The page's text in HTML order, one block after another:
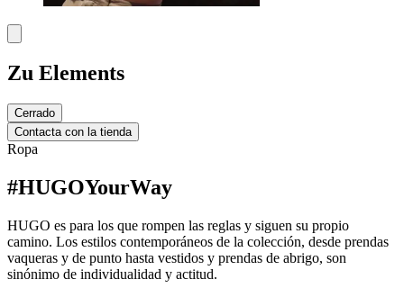
Zu Elements
Cerrado
Contacta con la tienda
Ropa
#HUGOYourWay
HUGO es para los que rompen las reglas y siguen su propio
camino. Los estilos contemporáneos de la colección, desde prendas
vaqueras y de punto hasta vestidos y prendas de abrigo, son
sinónimo de individualidad y actitud.